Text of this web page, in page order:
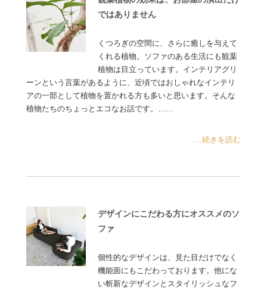
ではありません
くつろぎの空間に、さらに癒しを与えて
くれる植物。ソファのある生活にも観葉
植物は目立っています。インテリアグリ
ーンという言葉があるように、近頃ではおしゃれなインテリ
アの一部として植物を置かれる方も多いと思います。そんな
植物たちのちょっとエコなお話です。……
...続きを読む
デザインにこだわる方にオススメのソ
ファ
個性的なデザインは、見た目だけでなく
機能面にもこだわっております。他にな
い斬新なデザインとスタイリッシュなフ